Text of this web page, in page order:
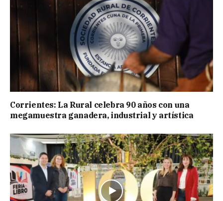
Corrientes: La Rural celebra 90 años con una
megamuestra ganadera, industrial y artística